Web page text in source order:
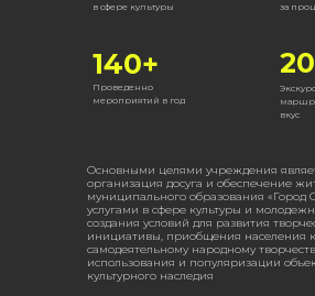
в сфере культуры
Проведенно
мероприятий в год
Основными целями учреждения
организация досуга и обеспечение
муниципального образования «Город
услугами в сфере культуры и
создания условий для развития
инициативы, приобщения населения к
самодеятельному народному
использования и популяризации
культурного наследия
вкус
за
140+